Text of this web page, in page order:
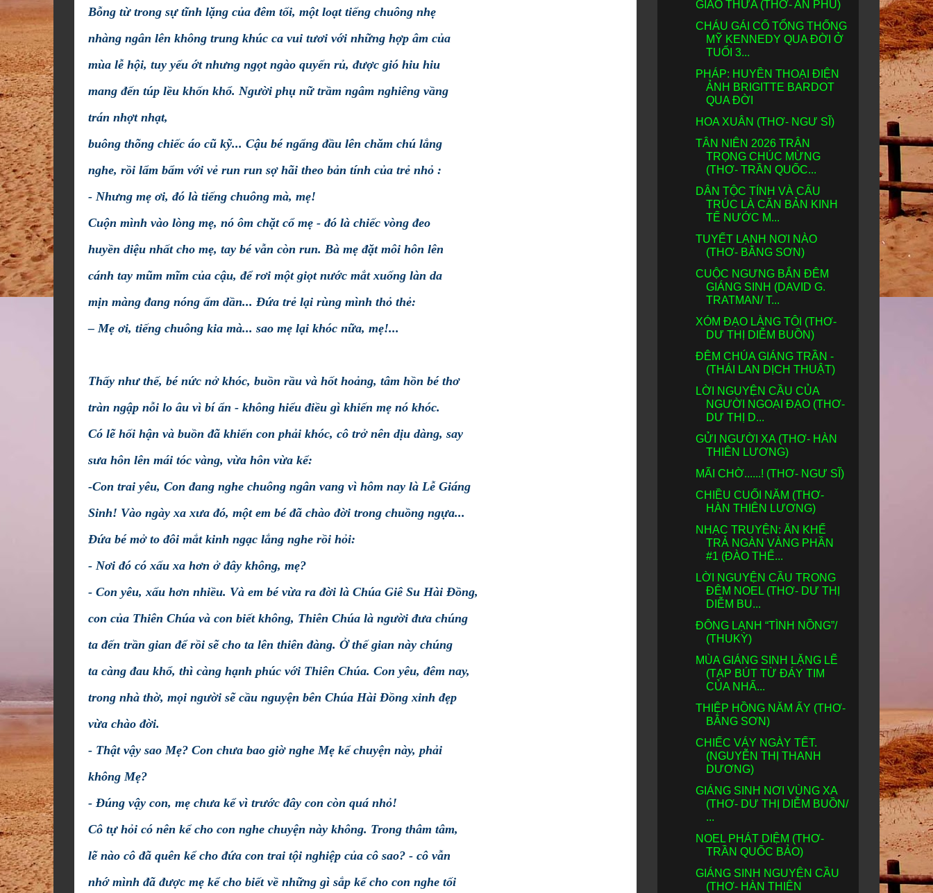
Bỗng từ trong sự tĩnh lặng của đêm tối, một loạt tiếng chuông nhẹ
nhàng ngân lên không trung khúc ca vui tươi với những hợp âm của
mùa lễ hội, tuy yếu ớt nhưng ngọt ngào quyến rủ, được gió hiu hiu
mang đến túp lều khốn khổ. Người phụ nữ trầm ngâm nghiêng vầng
trán nhợt nhạt,
buông thõng chiếc áo cũ kỹ... Cậu bé ngẩng đầu lên chăm chú lắng
nghe, rồi lẩm bẩm với vẻ run run sợ hãi theo bản tính của trẻ nhỏ :
- Nhưng mẹ ơi, đó là tiếng chuông mà, mẹ!
Cuộn mình vào lòng mẹ, nó ôm chặt cổ mẹ - đó là chiếc vòng đeo
huyền diệu nhất cho mẹ, tay bé vẫn còn run. Bà mẹ đặt môi hôn lên
cánh tay mũm mĩm của cậu, để rơi một giọt nước mắt xuống làn da
mịn màng đang nóng ấm dần... Đứa trẻ lại rùng mình thỏ thẻ:
– Mẹ ơi, tiếng chuông kia mà... sao mẹ lại khóc nữa, mẹ!...
Thấy như thế, bé nức nở khóc, buồn rầu và hốt hoảng, tâm hồn bé thơ
tràn ngập nỗi lo âu vì bí ẩn - không hiểu điều gì khiến mẹ nó khóc.
Có lẽ hối hận và buồn đã khiến con phải khóc, cô trở nên dịu dàng, say
sưa hôn lên mái tóc vàng, vừa hôn vừa kể:
-Con trai yêu, Con đang nghe chuông ngân vang vì hôm nay là Lễ Giáng
Sinh! Vào ngày xa xưa đó, một em bé đã chào đời trong chuồng ngựa...
Đứa bé mở to đôi mắt kinh ngạc lắng nghe rồi hỏi:
- Nơi đó có xấu xa hơn ở đây không, mẹ?
- Con yêu, xấu hơn nhiều. Và em bé vừa ra đời là Chúa Giê Su Hài Đồng,
con của Thiên Chúa và con biết không, Thiên Chúa là người đưa chúng
ta đến trần gian để rồi sẽ cho ta lên thiên đàng. Ở thế gian này chúng
ta càng đau khổ, thì càng hạnh phúc với Thiên Chúa. Con yêu, đêm nay,
trong nhà thờ, mọi người sẽ cầu nguyện bên Chúa Hài Đồng xinh đẹp
vừa chào đời.
- Thật vậy sao Mẹ? Con chưa bao giờ nghe Mẹ kể chuyện này, phải
không Mẹ?
- Đúng vậy con, mẹ chưa kể vì trước đây con còn quá nhỏ!
Cô tự hỏi có nên kể cho con nghe chuyện này không. Trong thâm tâm,
lẽ nào cô đã quên kể cho đứa con trai tội nghiệp của cô sao? - cô vẫn
nhớ mình đã được mẹ kể cho biết về những gì sắp kể cho con nghe tối
GIAO THỪA (THƠ- AN PHÚ)
CHÁU GÁI CỐ TỔNG THỐNG
MỸ KENNEDY QUA ĐỜI Ở
TUỔI 3...
PHÁP: HUYỀN THOẠI ĐIỆN
ẢNH BRIGITTE BARDOT
QUA ĐỜI
HOA XUÂN (THƠ- NGƯ SĨ)
TÂN NIÊN 2026 TRÂN
TRỌNG CHÚC MỪNG
(THƠ- TRẦN QUỐC...
DÂN TỘC TÍNH VÀ CẤU
TRÚC LÀ CĂN BẢN KINH
TẾ NƯỚC M...
TUYẾT LẠNH NƠI NÀO
(THƠ- BẰNG SƠN)
CUỘC NGƯNG BẮN ĐÊM
GIÁNG SINH (DAVID G.
TRATMAN/ T...
XÓM ĐẠO LÀNG TÔI (THƠ-
DƯ THỊ DIỄM BUỒN)
ĐÊM CHÚA GIÁNG TRẦN -
(THÁI LAN DỊCH THUẬT)
LỜI NGUYỆN CẦU CỦA
NGƯỜI NGOẠI ĐẠO (THƠ-
DƯ THỊ D...
GỬI NGƯỜI XA (THƠ- HÀN
THIÊN LƯƠNG)
MÃI CHỜ......! (THƠ- NGƯ SĨ)
CHIỀU CUỐI NĂM (THƠ-
HÀN THIÊN LƯƠNG)
NHẠC TRUYỆN: ĂN KHẾ
TRẢ NGÀN VÀNG PHẦN
#1 (ĐÀO THẾ...
LỜI NGUYỆN CẦU TRONG
ĐÊM NOEL (THƠ- DƯ THỊ
DIỄM BU...
ĐÔNG LẠNH “TÌNH NỒNG”/
(THUKỲ)
MÙA GIÁNG SINH LẶNG LẼ
(TẠP BÚT TỪ ĐÁY TIM
CỦA NHẤ...
THIỆP HỒNG NĂM ẤY (THƠ-
BẰNG SƠN)
CHIẾC VÁY NGÀY TẾT.
(NGUYỄN THỊ THANH
DƯƠNG)
GIÁNG SINH NƠI VÙNG XA
(THƠ- DƯ THỊ DIỄM BUỒN/
...
NOEL PHÁT DIỆM (THƠ-
TRẦN QUỐC BẢO)
GIÁNG SINH NGUYỆN CẦU
(THƠ- HÀN THIÊN